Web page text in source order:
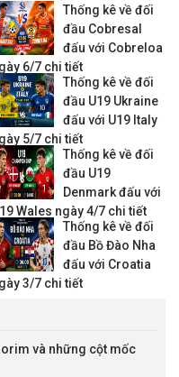
lăn.
Thống kê về đối
đầu Cobresal
đấu với Cobreloa
6/7 chi tiết
Thống kê về đối
đầu U19 Ukraine
đấu với U19 Italy
5/7 chi tiết
Thống kê về đối
đầu U19
Denmark đấu với
Wales ngày 4/7 chi tiết
Thống kê về đối
đầu Bồ Đào Nha
đấu với Croatia
3/7 chi tiết
và những cột mốc